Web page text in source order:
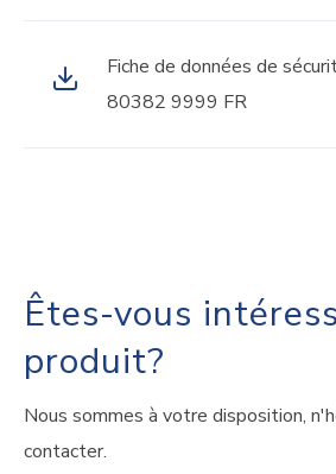
Fiche de données de
80382 9999 FR
Êtes-vous
produit?
Nous sommes à votre disposition,
contacter.